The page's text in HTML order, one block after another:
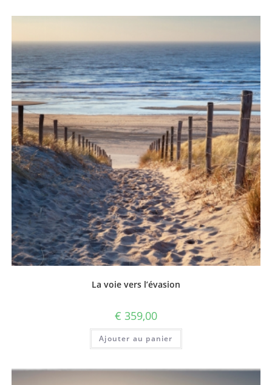
La voie vers l’évasion
€ 359,00
Ajouter au panier